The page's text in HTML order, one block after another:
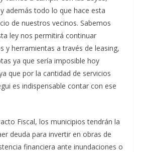
además todo lo que hace esta
de nuestros vecinos. Sabemos
ley nos permitirá continuar
y herramientas a través de leasing,
ya que sería imposible hoy
que por la cantidad de servicios
es indispensable contar con ese
Fiscal, los municipios tendrán la
deuda para invertir en obras de
financiera ante inundaciones o